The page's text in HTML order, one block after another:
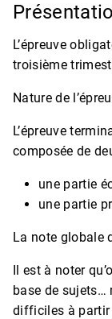
L’épreuve
troisième
Nature de
L’épreuve
composée de
une partie
une partie
La note globale
Il est à noter
base de sujets…
difficiles à